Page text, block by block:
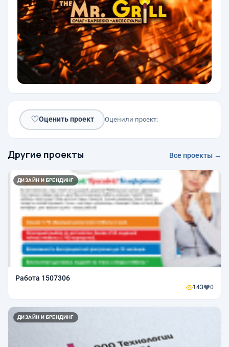
♡Оценить проект Оценили проект:
Другие проекты Все проекты →
ДИЗАЙН И БРЕНДИНГ
Работа 1507306
143 0
ДИЗАЙН И БРЕНДИНГ